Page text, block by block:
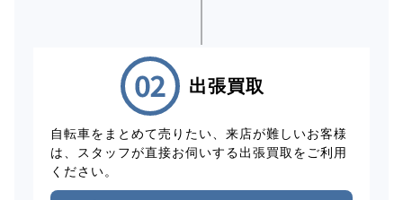
出張買取
自転車をまとめて売りたい、来店が難しいお客様
は、スタッフが直接お伺いする出張買取をご利用
ください。